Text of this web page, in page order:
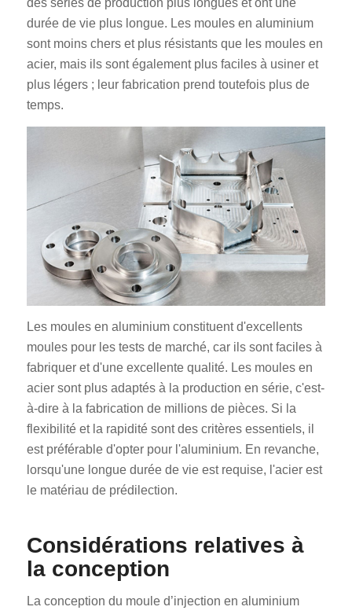
des séries de production plus longues et ont une
durée de vie plus longue. Les moules en aluminium
sont moins chers et plus résistants que les moules en
acier, mais ils sont également plus faciles à usiner et
plus légers ; leur fabrication prend toutefois plus de
temps.
Les moules en aluminium constituent d'excellents
moules pour les tests de marché, car ils sont faciles à
fabriquer et d'une excellente qualité. Les moules en
acier sont plus adaptés à la production en série, c'est-
à-dire à la fabrication de millions de pièces. Si la
flexibilité et la rapidité sont des critères essentiels, il
est préférable d'opter pour l'aluminium. En revanche,
lorsqu'une longue durée de vie est requise, l'acier est
le matériau de prédilection.
Considérations relatives à
la conception
La conception du moule d’injection en aluminium